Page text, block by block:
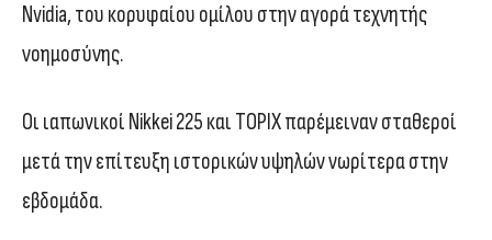
Nvidia, του κορυφαίου ομίλου στην αγορά τεχνητής
νοημοσύνης.
Οι ιαπωνικοί Nikkei 225 και TOPIX παρέμειναν σταθεροί
μετά την επίτευξη ιστορικών υψηλών νωρίτερα στην
εβδομάδα.